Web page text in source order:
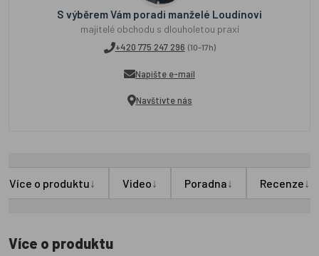
S výběrem Vám poradí manželé Loudínovi
majitelé obchodu s dlouholetou praxí
+420 775 247 296 (10-17h)
Napište e-mail
Navštivte nás
Více o produktu↓ Video↓ Poradna↓ Recenze↓
Více o produktu